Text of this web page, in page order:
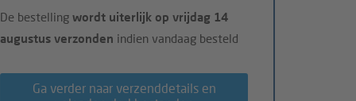
De bestelling wordt uiterlijk op vrijdag 14
augustus verzonden indien vandaag besteld
Ga verder naar verzenddetails en